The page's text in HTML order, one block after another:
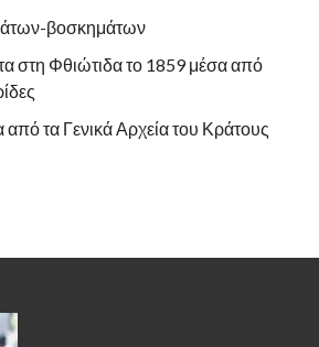
βοσκημάτων
στη Φθιώτιδα το 1859 μέσα από
από τα Γενικά Αρχεία του Κράτους